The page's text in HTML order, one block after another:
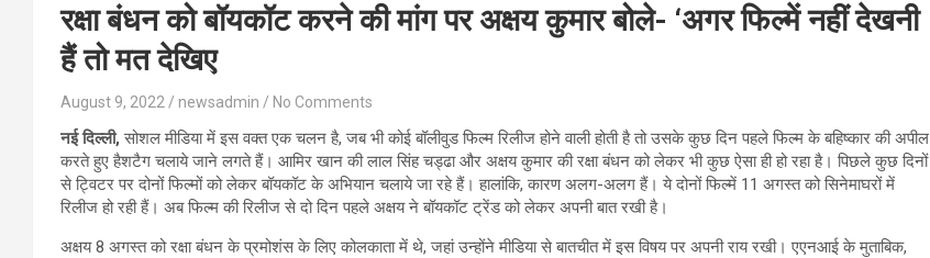
रक्षा बंधन को बॉयकॉट करने की मांग पर अक्षय कुमार बोले- ‘अगर फिल्में नहीं देखनी
हैं तो मत देखिए
August 9, 2022 newsadmin No Comments
नई दिल्ली,सोशल मीडिया में इस वक्त एक चलन है, जब भी कोई बॉलीवुड फिल्म रिलीज होने वाली होती है तो उसके कुछ दिन पहले फिल्म के बहिष्कार की अपील
करते हुए हैशटैग चलाये जाने लगते हैं। आमिर खान की लाल सिंह चड्ढा और अक्षय कुमार की रक्षा बंधन को लेकर भी कुछ ऐसा ही हो रहा है। पिछले कुछ दिनों
से ट्विटर पर दोनों फिल्मों को लेकर बॉयकॉट के अभियान चलाये जा रहे हैं। हालांकि, कारण अलग-अलग हैं। ये दोनों फिल्में 11 अगस्त को सिनेमाघरों में
रिलीज हो रही हैं। अब फिल्म की रिलीज से दो दिन पहले अक्षय ने बॉयकॉट ट्रेंड को लेकर अपनी बात रखी है।
अक्षय 8 अगस्त को रक्षा बंधन के प्रमोशंस के लिए कोलकाता में थे, जहां उन्होंने मीडिया से बातचीत में इस विषय पर अपनी राय रखी। एएनआई के मुताबिक,